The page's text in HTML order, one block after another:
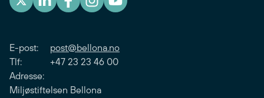
E-post: post@bellona.no
Tlf: +47 23 23 46 00
Adresse:
Miljøstiftelsen Bellona